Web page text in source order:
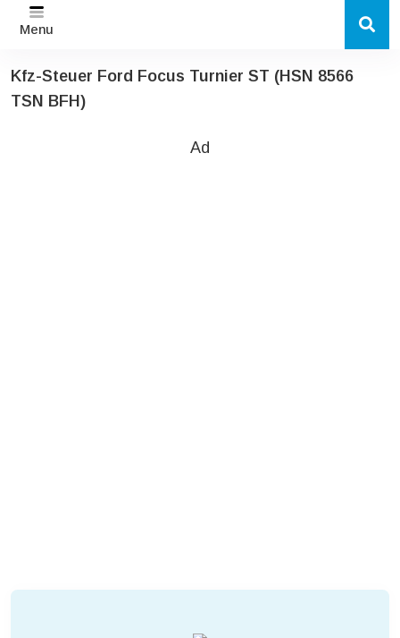
Menu
Kfz-Steuer Ford Focus Turnier ST (HSN 8566
TSN BFH)
Ad